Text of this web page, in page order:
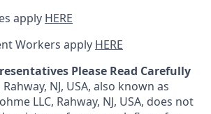
apply HERE
Workers apply HERE
Please Read Carefully
NJ, USA, also known as
LLC, Rahway, NJ, USA, does not